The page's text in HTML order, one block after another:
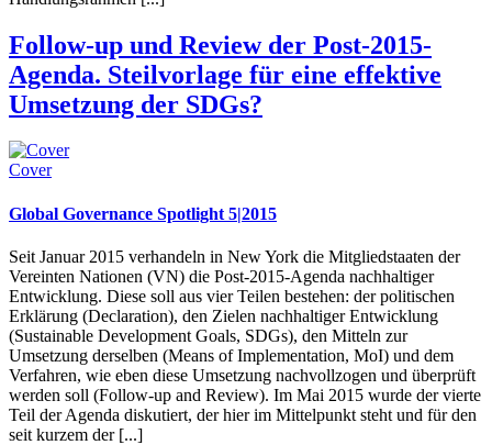
Follow-up und Review der Post-2015-
Agenda. Steilvorlage für eine effektive
Umsetzung der SDGs?
Cover
Global Governance Spotlight 5|2015
Seit Januar 2015 verhandeln in New York die Mitgliedstaaten der
Vereinten Nationen (VN) die Post-2015-Agenda nachhaltiger
Entwicklung. Diese soll aus vier Teilen bestehen: der politischen
Erklärung (Declaration), den Zielen nachhaltiger Entwicklung
(Sustainable Development Goals, SDGs), den Mitteln zur
Umsetzung derselben (Means of Implementation, MoI) und dem
Verfahren, wie eben diese Umsetzung nachvollzogen und überprüft
werden soll (Follow-up and Review). Im Mai 2015 wurde der vierte
Teil der Agenda diskutiert, der hier im Mittelpunkt steht und für den
seit kurzem der [...]